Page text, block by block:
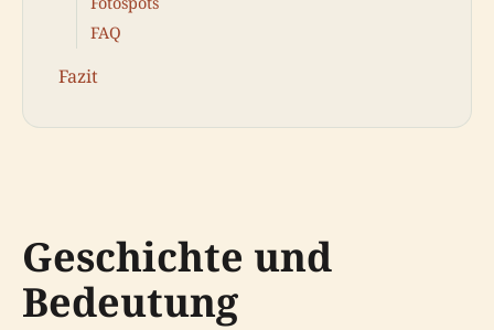
FAQ
Fazit
Geschichte und
Bedeutung